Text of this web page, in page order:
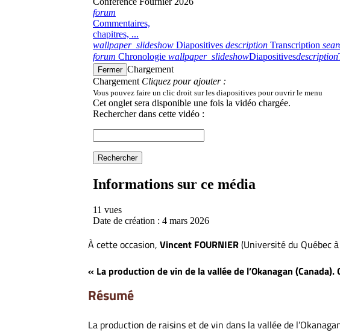
À cette occasion, Vincent FOURNIER(Université du Québec
« La production de vin de la vallée de l’Okanagan
Résumé
La production de raisins et de vin dans la vallée de